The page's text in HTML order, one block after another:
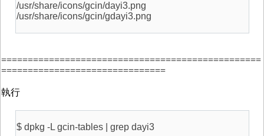
/usr/share/icons/gcin/dayi3.png
/usr/share/icons/gcin/gdayi3.png
=================================================
===============================
執行
$ dpkg -L gcin-tables | grep dayi3